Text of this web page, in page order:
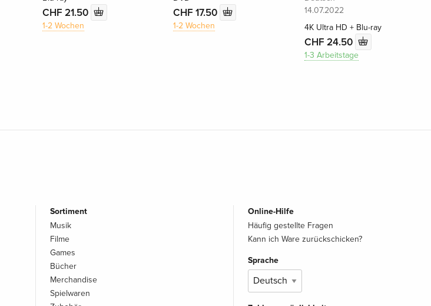
CHF 21.50
1-2 Wochen
CHF 17.50
1-2 Wochen
14.07.2022
4K Ultra HD + Blu-ray
CHF 24.50
1-3 Arbeitstage
Sortiment
Musik
Filme
Games
Bücher
Merchandise
Spielwaren
Online-Hilfe
Häufig gestellte Fragen
Kann ich Ware zurückschicken?
Sprache